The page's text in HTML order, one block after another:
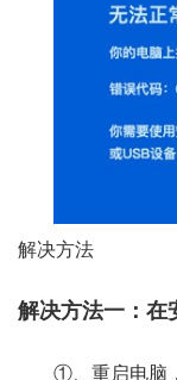
解决方法
解决方法一：在
①、重启电脑